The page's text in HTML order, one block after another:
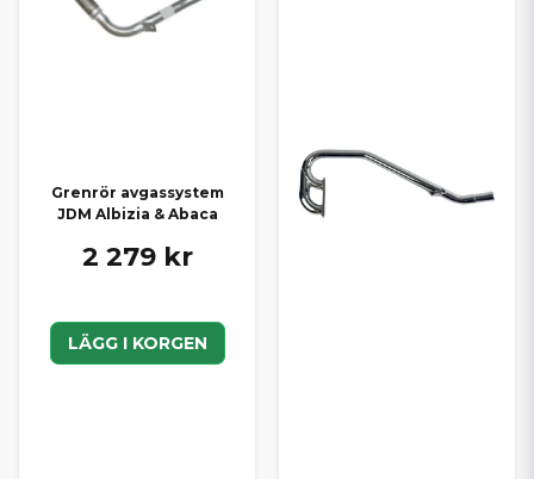
Grenrör avgassystem
JDM Albizia & Abaca
2 279 kr
LÄGG I KORGEN